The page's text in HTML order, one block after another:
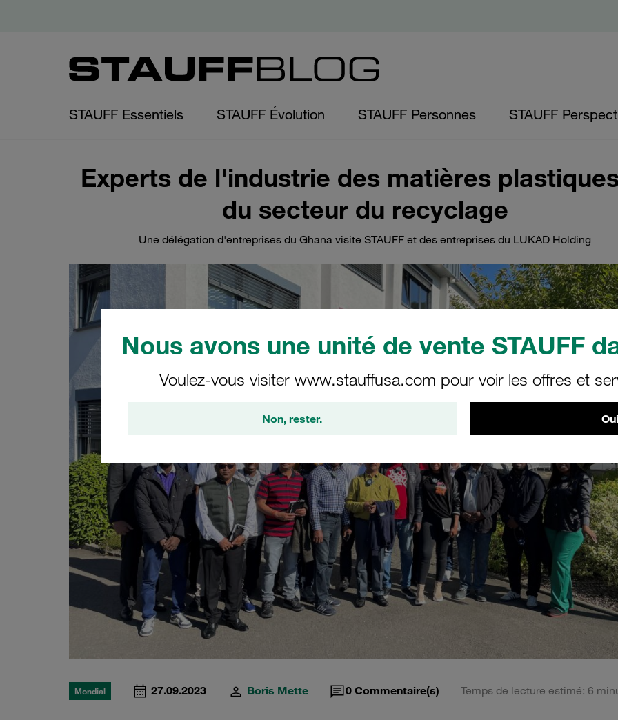
Nous avons une unité de vente STAUFF
Voulez-vous visiter www.stauffusa.com pour voir les offres et
Non, rester.
STAUFF Essentiels STAUFF Évolution STAUFF Personnes STAUFF
Experts de l'industrie des matières
du secteur du recyclage
Une délégation d'entreprises du Ghana visite STAUFF et des entreprises du LUKAD Holding
Mondial 27.09.2023 Boris Mette 0 Commentaire(s) Temps de lecture estimé: 6